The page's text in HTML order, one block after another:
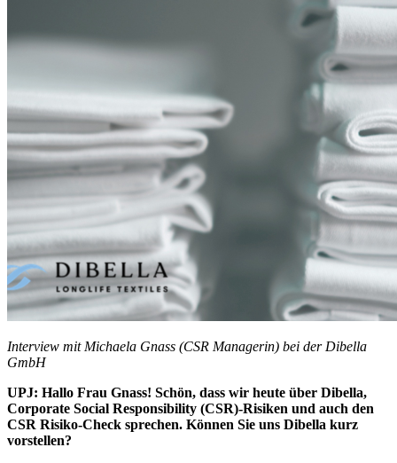
Interview mit Michaela Gnass (CSR Managerin) bei der Dibella
GmbH
UPJ: Hallo Frau Gnass! Schön, dass wir heute über Dibella,
Corporate Social Responsibility (CSR)-Risiken und auch den
CSR Risiko-Check sprechen. Können Sie uns Dibella kurz
vorstellen?